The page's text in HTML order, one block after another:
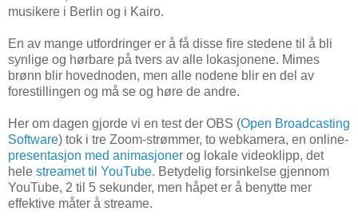
musikere i Berlin og i Kairo.
En av mange utfordringer er å få disse fire stedene til å bli
synlige og hørbare på tvers av alle lokasjonene. Mimes
brønn blir hovednoden, men alle nodene blir en del av
forestillingen og må se og høre de andre.
Her om dagen gjorde vi en test der OBS (Open Broadcasting
Software) tok i tre Zoom-strømmer, to webkamera, en online-
presentasjon med animasjoner og lokale videoklipp, det
hele streamet til YouTube. Betydelig forsinkelse gjennom
YouTube, 2 til 5 sekunder, men håpet er å benytte mer
effektive måter å streame.